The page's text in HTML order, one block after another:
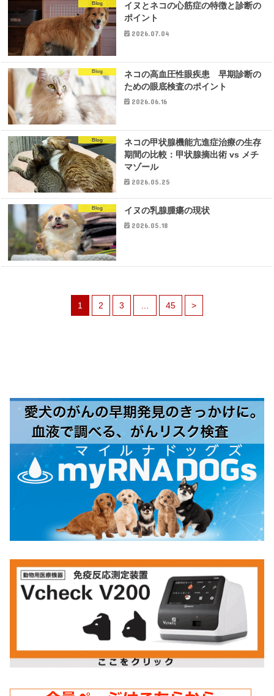
Blog
イヌとネコの心筋症の特徴と診断の
ポイント
2026.07.04
Blog
ネコの高血圧性眼疾患 早期診断の
ための眼底検査のポイント
2026.06.16
Blog
ネコの甲状腺機能亢進症治療の生存
期間の比較：甲状腺摘出術 vs メチ
マゾール
2026.05.25
Blog イヌの乳腺腫瘍の現状
2026.05.18
1 2 3 45 >